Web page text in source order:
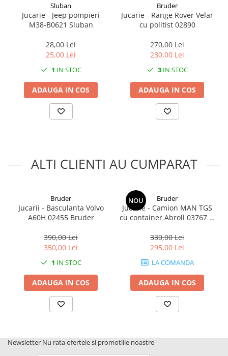
Sluban
Jucarie - Jeep pompieri
M38-B0621 Sluban
28,00 Lei
25,00 Lei
1 IN STOC
ADAUGA IN COS
Bruder
Jucarie - Range Rover Velar
cu politist 02890
270,00 Lei
230,00 Lei
3IN STOC
ADAUGA IN COS
ALTI CLIENTI AU CUMPARAT
Bruder
Jucarii - Basculanta Volvo
A60H 02455 Bruder
390,00 Lei
350,00 Lei
1 IN STOC
ADAUGA IN COS
NOU Bruder
Jucarie - Camion MAN TGS
cu container Abroll 03767 si
Bruder
330,00 Lei
295,00 Lei
LA COMANDA
ADAUGA IN COS
Newsletter Nu rata ofertele si promotiile noastre